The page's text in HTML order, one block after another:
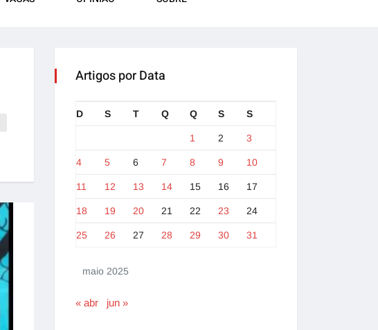
Artigos por Data
maio 2025
D S T Q Q S S
1 2 3
4 5 6 7 8 9 10
11 12 13 14 15 16 17
18 19 20 21 22 23 24
25 26 27 28 29 30 31
« abr jun »